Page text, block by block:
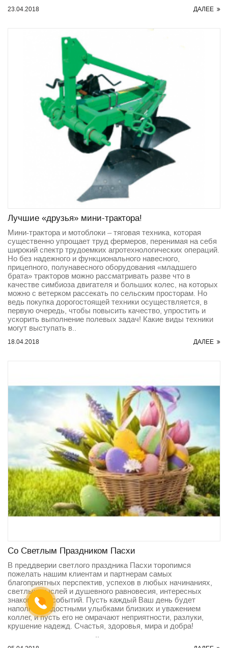
23.04.2018 ДАЛЕЕ
Лучшие «друзья» мини-трактора!
Мини-трактора и мотоблоки – тяговая техника, которая
существенно упрощает труд фермеров, перенимая на себя
широкий спектр трудоемких агротехнологических операций.
Но без надежного и функционального навесного,
прицепного, полунавесного оборудования «младшего
брата» тракторов можно рассматривать разве что в
качестве симбиоза двигателя и больших колес, на которых
можно с ветерком рассекать по сельским просторам. Но
ведь покупка дорогостоящей техники осуществляется, в
первую очередь, чтобы повысить качество, упростить и
ускорить выполнение полевых задач! Какие виды техники
могут выступать в..
18.04.2018 ДАЛЕЕ
Со Светлым Праздником Пасхи
В преддверии светлого праздника Пасхи торопимся
пожелать нашим клиентам и партнерам самых
благоприятных перспектив, успехов в любых начинаниях,
светлых мыслей и душевного равновесия, интересных
знакомств и событий. Пусть каждый Ваш день будет
наполнен радостными улыбками близких и уважением
коллег, и пусть его не омрачают неприятности, разлуки,
крушение надежд. Счастья, здоровья, мира и добра!